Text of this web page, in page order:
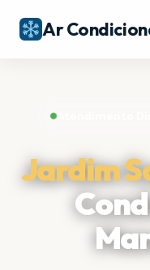
Ar
Atendimento
Jardim